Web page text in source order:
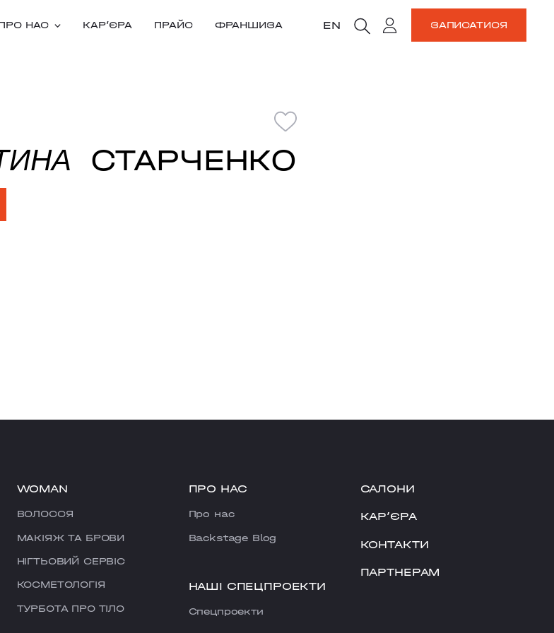
НАС КАРʼЄРА ПРАЙС ФРАНШИЗА EN ЗАПИСАТИСЯ
СТАРЧЕНКО
WOMAN
ВОЛОССЯ
МАКІЯЖ ТА БРОВИ
НІГТЬОВИЙ СЕРВІС
КОСМЕТОЛОГІЯ
ТУРБОТА ПРО ТІЛО
ПРО НАС
Про нас
Backstage Blog
НАШІ СПЕЦПРОЕКТИ
Cпецпроекти
САЛОНИ
КАРʼЄРА
КОНТАКТИ
ПАРТНЕРАМ